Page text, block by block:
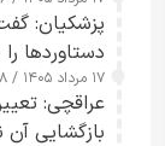
پزشکیان:
دستاوردها
۱۷ مرداد ۱۴۰۵ / ۱۴:۳۸
عراقچی:
بازگشایی